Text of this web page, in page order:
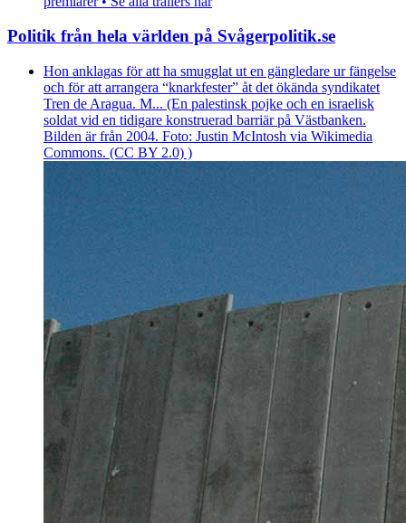
Politik från hela världen på Svågerpolitik.se
Hon anklagas för att ha smugglat ut en gängledare ur fängelse
och för att arrangera “knarkfester” åt det ökända syndikatet
Tren de Aragua. M... (En palestinsk pojke och en israelisk
soldat vid en tidigare konstruerad barriär på Västbanken.
Bilden är från 2004. Foto: Justin McIntosh via Wikimedia
Commons. (CC BY 2.0) )